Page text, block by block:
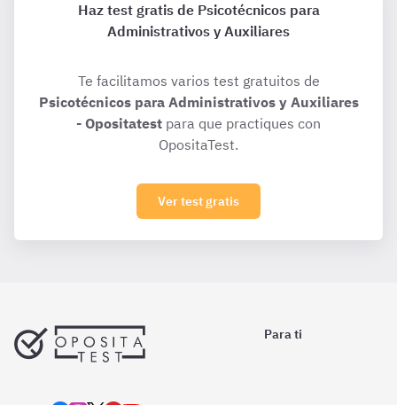
Haz test gratis de Psicotécnicos para
Administrativos y Auxiliares
Te facilitamos varios test gratuitos de
Psicotécnicos para Administrativos y Auxiliares
- Opositatest para que practiques con
OpositaTest.
Ver test gratis
Para ti